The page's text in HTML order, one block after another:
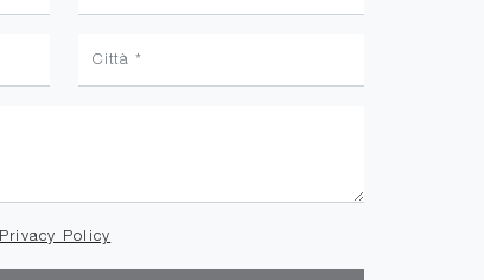
Privacy Policy